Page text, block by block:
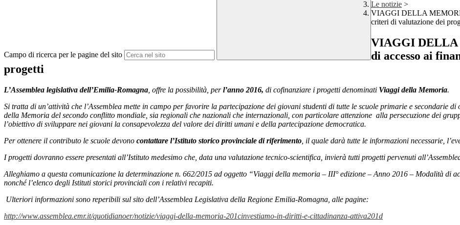
Campo di ricerca per le pagine del sito
Le notizie >
VIAGGI DELLA
criteri di valutazione dei
VIAGGI DELLA
di accesso ai
progetti
L’Assemblea legislativa dell’Emilia-Romagna , offre la possibilità, perl’anno 2016, di cofinanziare i progetti denominati Viaggi della Memoria.
Si tratta di un’attività che l’Assemblea mette in campo per favorire la partecipazione dei giovani studenti di tutte le scuole primarie e secondarie
della Memoria del secondo conflitto mondiale, sia regionali che nazionali che internazionali, con particolare attenzione alla persecuzione dei
l’obiettivo di sviluppare nei giovani la consapevolezza del valore dei diritti umani e della partecipazione democratica.
Per ottenere il contributo le scuole devono contattare l’Istituto storico provinciale di riferimento , il quale darà tutte le informazioni necessarie,
I progetti dovranno essere presentati all’Istituto medesimo che, data una valutazione tecnico-scientifica, invierà tutti progetti pervenuti
Alleghiamo a questa comunicazione la determinazione n. 662/2015 ad oggetto “Viaggi della memoria – III° edizione – Anno 2016 – Modalità di
nonché l’elenco degli Istituti storici provinciali con i relativi recapiti.
Ulteriori informazioni sono reperibili sul sito dell’Assemblea Legislativa della Regione Emilia-Romagna, alle pagine:
http://www.assemblea.emr.it/quotidianoer/notizie/viaggi-della-memoria-201cinvestiamo-in-diritti-e-cittadinanza-attiva201d